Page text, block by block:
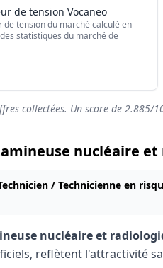
de tension Vocaneo
de tension du marché calculé en
statistiques du marché de
collectées. Un score de 2.885/
nucléaire et
/ Technicienne en
nucléaire et
reflètent l'attractivité